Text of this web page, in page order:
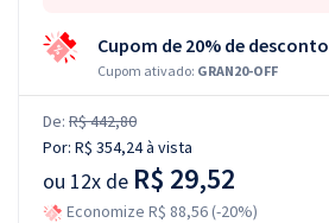
Cupom de 20% de desconto
Cupom ativado: GRAN20-OFF
De: R$ 442,80
Por: R$ 354,24à vista
ou 12x de R$ 29,52
Economize R$ 88,56 (-20%)